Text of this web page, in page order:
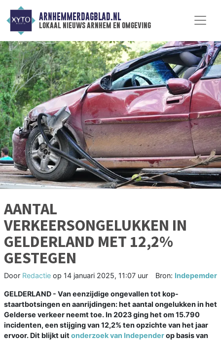
ARNHEMMERDAGBLAD.NL
lokaal nieuws arnhem en omgeving
AANTAL
VERKEERSONGELUKKEN IN
GELDERLAND MET 12,2%
GESTEGEN
Door Redactie op 14 januari 2025, 11:07 uur Bron: Indepemder
GELDERLAND - Van eenzijdige ongevallen tot kop-
staartbotsingen en aanrijdingen: het aantal ongelukken in het
Gelderse verkeer neemt toe. In 2023 ging het om 15.790
incidenten, een stijging van 12,2% ten opzichte van het jaar
ervoor. Dit blijkt uit onderzoek van Independerop basis van